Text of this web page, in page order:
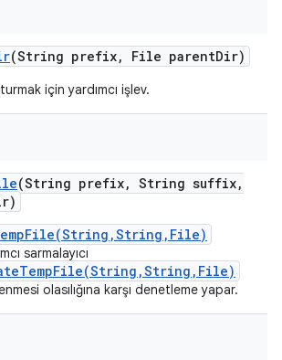
(String prefix, File parentDir)
için yardımcı işlev.
(String prefix, String suffix,
sarmalayıcı
olasılığına karşı denetleme yapar.